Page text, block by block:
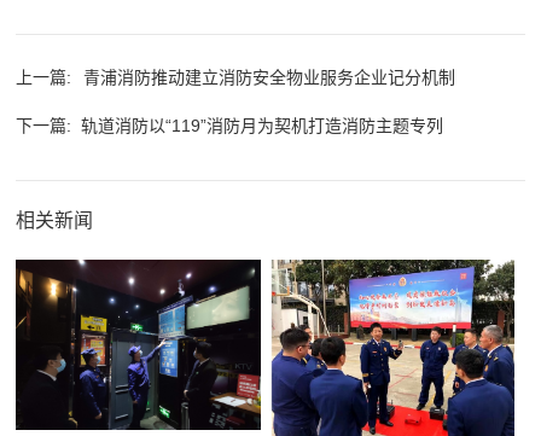
上一篇: 青浦消防推动建立消防安全物业服务企业记分机制
下一篇: 轨道消防以“119”消防月为契机打造消防主题专列
相关新闻